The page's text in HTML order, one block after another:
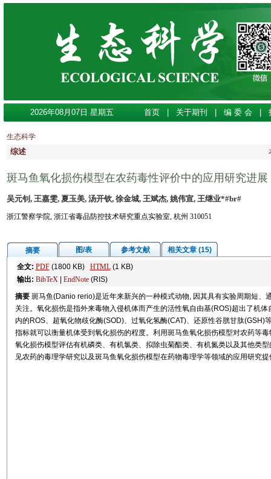
2026年08月07日 星期五 首页 关于期刊 编 委 会
生态科学
综述
斑马鱼氧化损伤模型在农药毒性评价中的应用研究进展
吴元钊, 王嘉雯, 夏玉美, 汤开钦, 徐金城, 王斌杰, 姚伟宣, 王继业*#br#
浙江警察学院, 浙江省毒品防控技术研究重点实验室, 杭州 310051
摘要 图/表 参考文献
相关文章 (15)
全文: PDF(1800 KB) HTML(1 KB)
输出: BibTeX| EndNote(RIS)
摘要 斑马鱼(Danio rerio)是近年来新兴的一种模式动物, 因其具有实验周期短、
关注。氧化损伤是指外来毒物入侵机体而产生的活性氧自由基(ROS)超出了机
内的ROS、超氧化物歧化酶(SOD)、过氧化氢酶(CAT)、还原性谷胱甘肽
指标就可以衡量机体受到氧化损伤的程度。利用斑马鱼氧化损伤模型对农药等
氧化损伤模型评估有机磷类、有机氯类、拟除虫菊酯类、有机氮类以及其他类
见农药的毒理学研究以及斑马鱼氧化损伤模型在药物毒理学等领域的应用研究